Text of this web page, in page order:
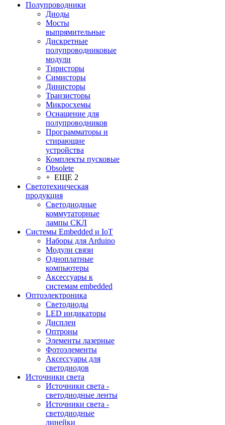
Полупроводники
Диоды
Мосты
выпрямительные
Дискретные
полупроводниковые
модули
Тиристоры
Симисторы
Динисторы
Транзисторы
Микросхемы
Оснащение для
полупроводников
Программаторы и
стирающие
устройства
Комплекты пусковые
Obsolete
+ ЕЩЕ 2
Светотехническая
продукция
Светодиодные
коммутаторные
лампы СКЛ
Системы Embedded и IoT
Наборы для Arduino
Модули связи
Одноплатные
компьютеры
Аксессуары к
системам embedded
Oптоэлектроника
Светодиоды
LED индикаторы
Дисплеи
Оптроны
Элементы лазерные
Фотоэлементы
Аксессуары для
светодиодов
Источники света
Источники света -
светодиодные ленты
Источники света -
светодиодные
линейки